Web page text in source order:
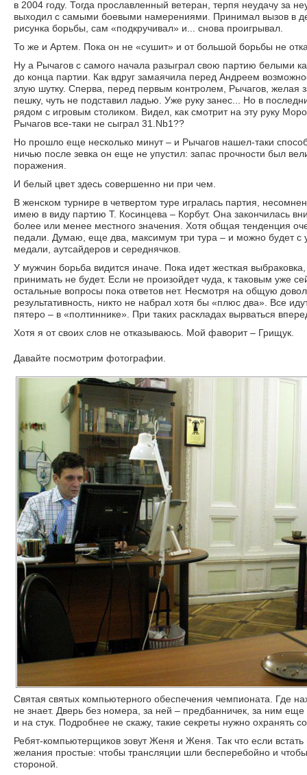
в 2004 году. Тогда прославленный ветеран, терпя неудачу за
выходил с самыми боевыми намерениями. Принимал вызов в
рисунка борьбы, сам «подкручивал» и... снова проигрывал.
То же и Артем. Пока он не «сушит» и от большой борьбы не
Ну а Рычагов с самого начала разыграл свою партию белыми
до конца партии. Как вдруг замаячила перед Андреем
злую шутку. Сперва, перед первым контролем, Рычагов, желая
пешку, чуть не подставил ладью. Уже руку занес... Но в
рядом с игровым столиком. Видел, как смотрит на эту руку
Рычагов все-таки не сыграл 31.Nb1??
Но прошло еще несколько минут – и Рычагов нашел-таки
ничью после зевка он еще не упустил: запас прочности был
поражения.
И белый цвет здесь совершенно ни при чем.
В женском турнире в четвертом туре игралась партия,
имею в виду партию Т. Косинцева – Корбут. Она закончилась
более или менее местного значения. Хотя общая тенденция
педали. Думаю, еще два, максимум три тура – и можно будет с
медали, аутсайдеров и середнячков.
У мужчин борьба видится иначе. Пока идет жесткая
принимать не будет. Если не произойдет чуда, к таковым уже
остальные вопросы пока ответов нет. Несмотря на общую
результативность, никто не набрал хотя бы «плюс два». Все
пятеро – в «полтиннике». При таких раскладах вырваться
Хотя я от своих слов не отказываюсь. Мой фаворит – Грищук.
Давайте посмотрим фотографии.
Святая святых компьютерного обеспечения чемпионата. Где
не знает. Дверь без номера, за ней – предбанничек, за ним
и на стук. Подробнее не скажу, такие секреты нужно охранять
Ребят-компьютерщиков зовут Женя и Женя. Так что если
желания простые: чтобы трансляции шли бесперебойно и
стороной.